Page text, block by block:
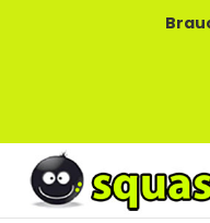
Brauchen Sie